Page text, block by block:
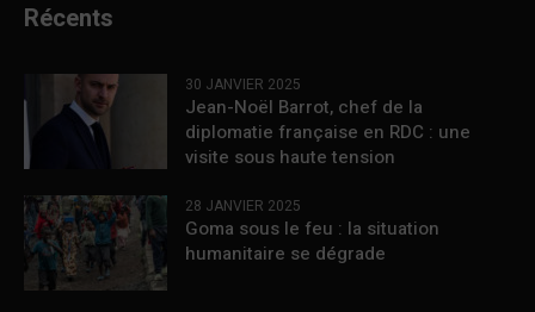
Récents
30 JANVIER 2025
Jean-Noël Barrot, chef de la
diplomatie française en RDC : une
visite sous haute tension
28 JANVIER 2025
Goma sous le feu : la situation
humanitaire se dégrade